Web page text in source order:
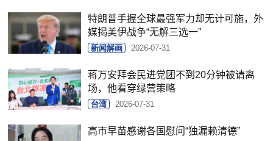
特朗普手握全球最强军力却无计可施，外
媒揭美伊战争“无解三选一”
新闻解画 2026-07-31
蒋万安拜会民进党团不到20分钟被请离
场，他看穿绿营策略
台湾 2026-07-31
高市早苗感谢各国慰问“独漏赖清德”